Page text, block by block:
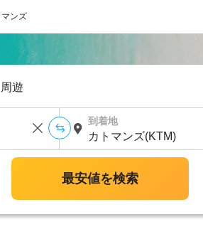
ンズ
周遊
到着地
最安値を検索